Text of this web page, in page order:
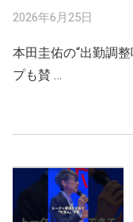
2026年6月25日
本田圭佑の“出勤調
プも賛 …